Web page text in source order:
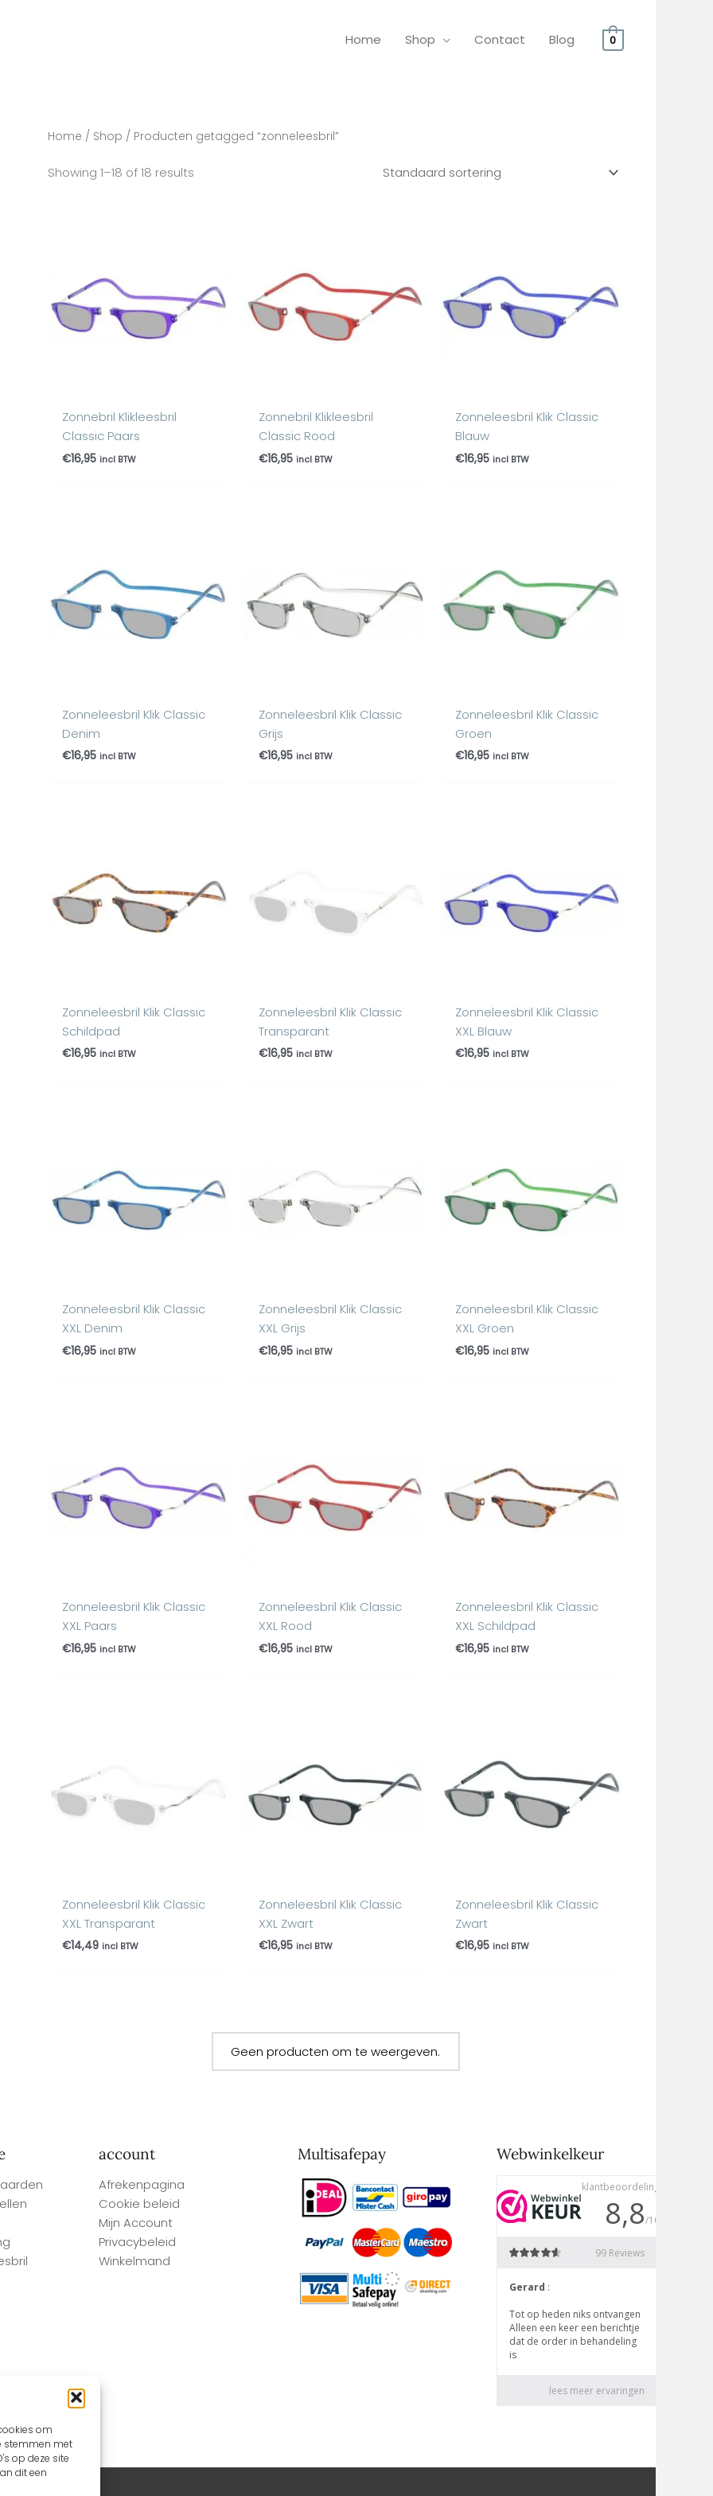
om
stemmen met
op deze site
dit een
Home Shop Contact Blog 0
Home / Shop / Producten getagged “zonneleesbril”
Showing 1–18 of 18 results
Zonnebril Klikleesbril
Classic Paars
€16,95 incl BTW
Zonnebril Klikleesbril
Classic Rood
€16,95 incl BTW
Zonneleesbril Klik Classic
Blauw
€16,95 incl BTW
Zonneleesbril Klik Classic
Denim
€16,95 incl BTW
Zonneleesbril Klik Classic
Grijs
€16,95 incl BTW
Zonneleesbril Klik Classic
Groen
€16,95 incl BTW
Zonneleesbril Klik Classic
Schildpad
€16,95 incl BTW
Zonneleesbril Klik Classic
Transparant
€16,95 incl BTW
Zonneleesbril Klik Classic
XXL Blauw
€16,95 incl BTW
Zonneleesbril Klik Classic
XXL Denim
€16,95 incl BTW
Zonneleesbril Klik Classic
XXL Grijs
€16,95 incl BTW
Zonneleesbril Klik Classic
XXL Groen
€16,95 incl BTW
Zonneleesbril Klik Classic
XXL Paars
€16,95 incl BTW
Zonneleesbril Klik Classic
XXL Rood
€16,95 incl BTW
Zonneleesbril Klik Classic
XXL Schildpad
€16,95 incl BTW
Zonneleesbril Klik Classic
XXL Transparant
€14,49 incl BTW
Zonneleesbril Klik Classic
XXL Zwart
€16,95 incl BTW
Zonneleesbril Klik Classic
Zwart
€16,95 incl BTW
Geen producten om te weergeven.
account
Afrekenpagina
Cookie beleid
Mijn Account
Privacybeleid
Winkelmand
Multisafepay Webwinkelkeur